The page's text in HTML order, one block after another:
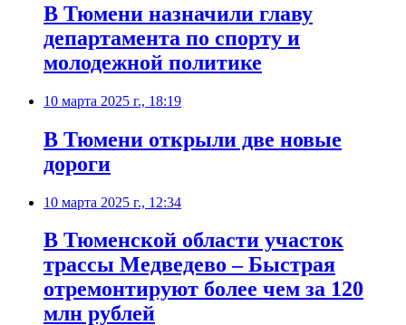
В Тюмени назначили главу
департамента по спорту и
молодежной политике
10 марта 2025 г., 18:19
В Тюмени открыли две новые
дороги
10 марта 2025 г., 12:34
В Тюменской области участок
трассы Медведево – Быстрая
отремонтируют более чем за 120
млн рублей